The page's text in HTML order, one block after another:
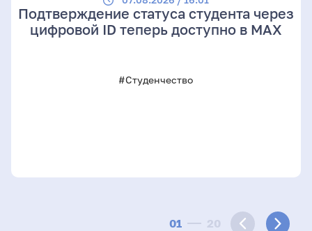
01 20
Подтверждение статуса студента через
цифровой ID теперь доступно в МАХ
#Студенчество